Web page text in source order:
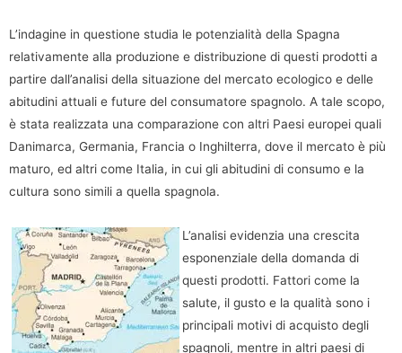
L’indagine in questione studia le potenzialità della Spagna
relativamente alla produzione e distribuzione di questi prodotti a
partire dall’analisi della situazione del mercato ecologico e delle
abitudini attuali e future del consumatore spagnolo. A tale scopo,
è stata realizzata una comparazione con altri Paesi europei quali
Danimarca, Germania, Francia o Inghilterra, dove il mercato è più
maturo, ed altri come Italia, in cui gli abitudini di consumo e la
cultura sono simili a quella spagnola.
L’analisi evidenzia una crescita
esponenziale della domanda di
questi prodotti. Fattori come la
salute, il gusto e la qualità sono i
principali motivi di acquisto degli
spagnoli, mentre in altri paesi di